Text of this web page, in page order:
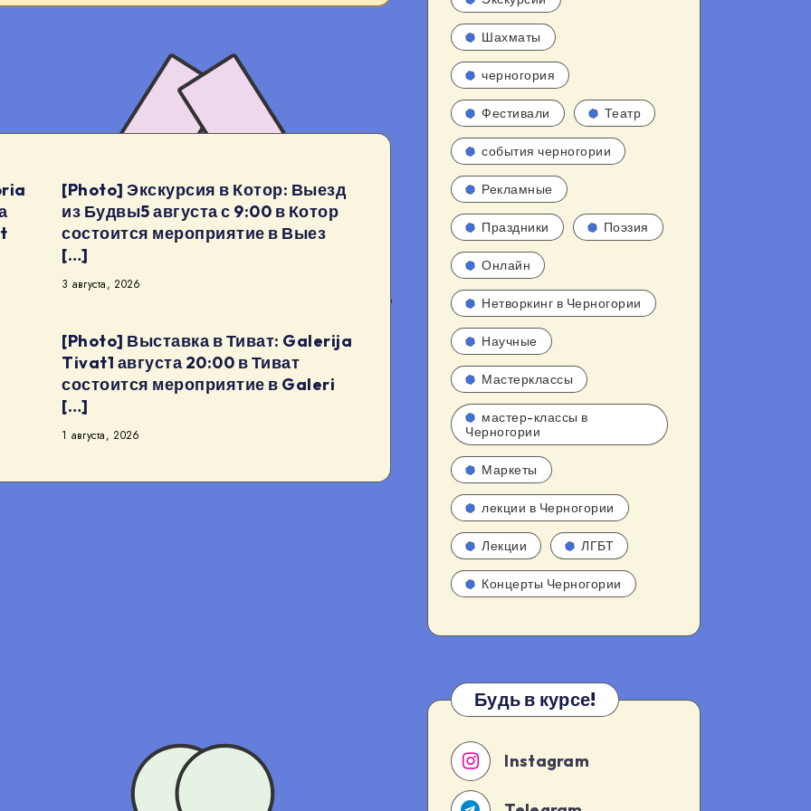
[Photo] Экскурсия в Котор: Выезд
из Будвы5 августа с 9:00 в Котор
состоится мероприятие в Выез
[…]
3 августа, 2026
[Photo] Выставка в Тиват: Galerija
Tivat1 августа 20:00 в Тиват
состоится мероприятие в Galeri
[…]
1 августа, 2026
Шахматы
черногория
Фестивали Театр
события черногории
Рекламные
Праздники Поэзия
Онлайн
Нетворкинг в Черногории
Научные
Мастерклассы
мастер-классы в
Черногории
Маркеты
лекции в Черногории
Лекции ЛГБТ
Концерты Черногории
Будь в курсе!
Instagram